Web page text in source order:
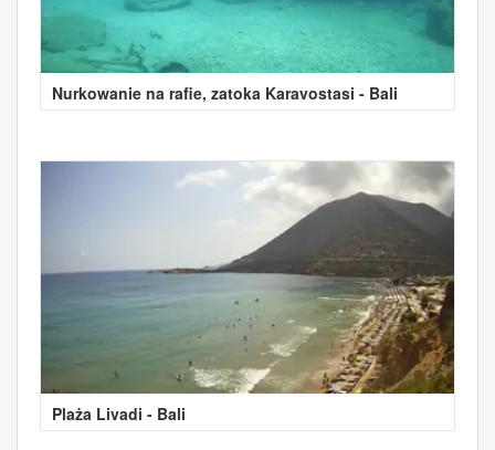
Nurkowanie na rafie, zatoka Karavostasi - Bali
Plaża Livadi - Bali